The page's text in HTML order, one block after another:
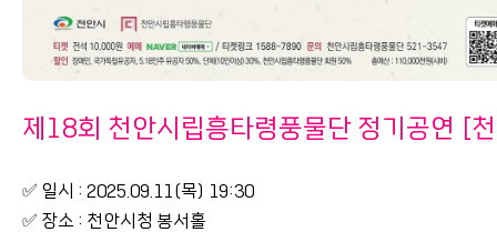
제18회 천안시립흥타령풍물단 정기공연 [
✅ 일시 : 2025.09.11(목) 19:30
✅ 장소 : 천안시청 봉서홀